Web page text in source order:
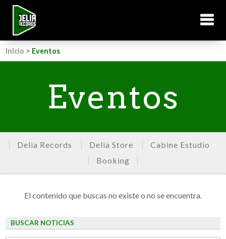
Inicio > Eventos
Eventos
Delia Records Delia Store
Cabine Estudio
Booking
El contenido que buscas no existe o no se encuentra.
BUSCAR NOTICIAS